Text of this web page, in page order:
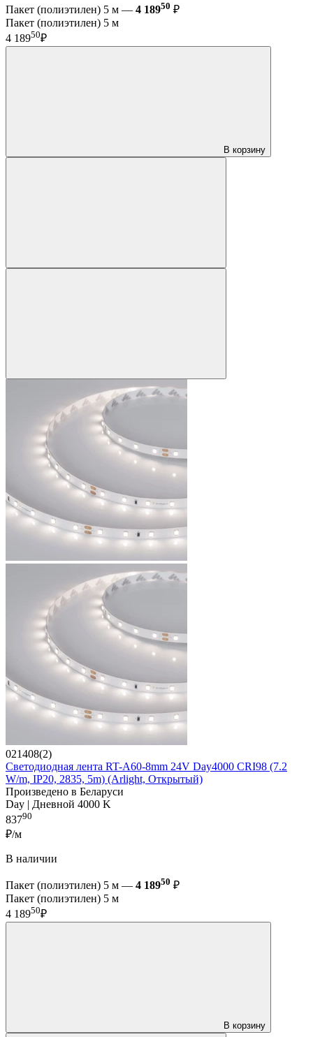
Пакет (полиэтилен) 5 м — 4 18950 ₽
Пакет (полиэтилен) 5 м
4 18950₽
В корзину
021408(2)
Светодиодная лента RT-A60-8mm 24V Day4000 CRI98 (7.2
W/m, IP20, 2835, 5m) (Arlight, Открытый)
Произведено в Беларуси
Day | Дневной 4000 K
83790
₽/м
В наличии
Пакет (полиэтилен) 5 м — 4 18950 ₽
Пакет (полиэтилен) 5 м
4 18950₽
В корзину